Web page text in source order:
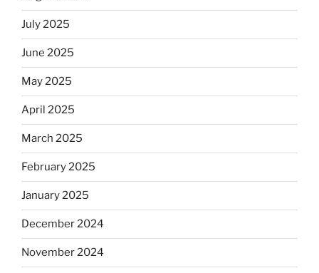
July 2025
June 2025
May 2025
April 2025
March 2025
February 2025
January 2025
December 2024
November 2024